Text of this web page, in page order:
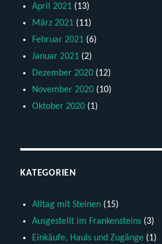
April 2021 (13)
März 2021 (11)
Februar 2021 (6)
Januar 2021 (2)
Dezember 2020 (12)
November 2020 (10)
Oktober 2020 (1)
KATEGORIEN
Alltag mit Steinen (15)
Ausgestellt im Frankensteins (3)
Einkäufe, Hauls und Zugänge (1)